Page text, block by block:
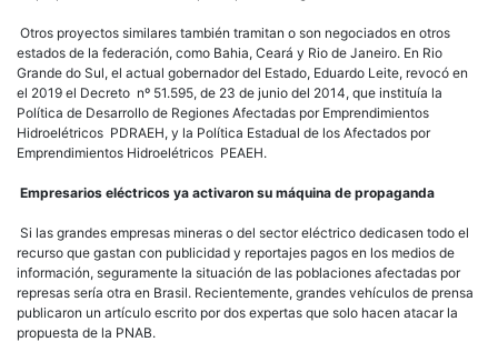
Otros proyectos similares también tramitan o son negociados en otros
estados de la federación, como Bahia, Ceará y Rio de Janeiro. En Rio
Grande do Sul, el actual gobernador del Estado, Eduardo Leite, revocó en
el 2019 el Decreto nº 51.595, de 23 de junio del 2014, que instituía la
Política de Desarrollo de Regiones Afectadas por Emprendimientos
Hidroelétricos  PDRAEH, y la Política Estadual de los Afectados por
Emprendimientos Hidroelétricos  PEAEH.
Empresarios eléctricos ya activaron su máquina de propaganda
Si las grandes empresas mineras o del sector eléctrico dedicasen todo el
recurso que gastan con publicidad y reportajes pagos en los medios de
información, seguramente la situación de las poblaciones afectadas por
represas sería otra en Brasil. Recientemente, grandes vehículos de prensa
publicaron un artículo escrito por dos expertas que solo hacen atacar la
propuesta de la PNAB.